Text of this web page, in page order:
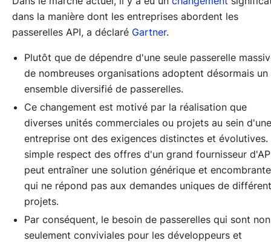
dans la manière dont les entreprises abordent les
passerelles API, a déclaré Gartner.
Plutôt que de dépendre d'une seule passerelle
de nombreuses organisations adoptent désormais un
ensemble diversifié de passerelles.
Ce changement est motivé par la réalisation que
diverses unités commerciales ou projets au sein d'une
entreprise ont des exigences distinctes et évolutives.
simple respect des offres d'un grand fournisseur
peut entraîner une solution générique et encombrante
qui ne répond pas aux demandes uniques de
projets.
Par conséquent, le besoin de passerelles qui sont non
seulement conviviales pour les développeurs et